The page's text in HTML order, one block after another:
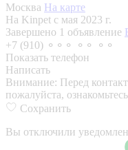
Москва На карте
На Kinpet c мая 2023 г.
Завершено 1 объявление
+7 (910) ⚬⚬⚬ ⚬⚬ ⚬⚬
Показать телефон
Написать
Внимание: Перед
пожалуйста,
Сохранить
Вы отключили